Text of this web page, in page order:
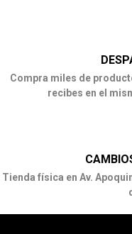
Compra miles de
recibes en el
Tienda física en Av.